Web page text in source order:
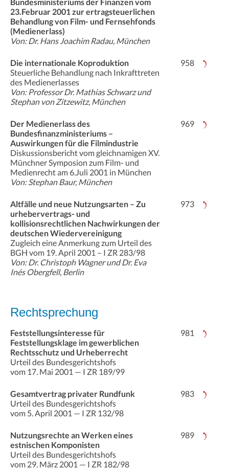
Bundesministeriums der Finanzen vom
23.Februar 2001 zur ertragsteuerlichen
Behandlung von Film- und Fernsehfonds
(Medienerlass)
Von: Dr. Hans Joachim Radau, München
Die internationale Koproduktion
Steuerliche Behandlung nach Inkrafttreten
des Medienerlasses
Von: Professor Dr. Mathias Schwarz und
Stephan von Zitzewitz, München
958
Der Medienerlass des
Bundesfinanzministeriums –
Auswirkungen für die Filmindustrie
Diskussionsbericht vom gleichnamigen XV.
Münchner Symposion zum Film- und
Medienrecht am 6.Juli 2001 in München
Von: Stephan Baur, München
969
Altfälle und neue Nutzungsarten – Zu
urhebervertrags- und
kollisionsrechtlichen Nachwirkungen der
deutschen Wiedervereinigung
Zugleich eine Anmerkung zum Urteil des
BGH vom 19. April 2001 – I ZR 283/98
Von: Dr. Christoph Wagner und Dr. Eva
Inés Obergfell, Berlin
973
Rechtsprechung
Feststellungsinteresse für
Feststellungsklage im gewerblichen
Rechtsschutz und Urheberrecht
Urteil des Bundesgerichtshofs
vom 17. Mai 2001 — I ZR 189/99
981
Gesamtvertrag privater Rundfunk
Urteil des Bundesgerichtshofs
vom 5. April 2001 — I ZR 132/98
983
Nutzungsrechte an Werken eines
estnischen Komponisten
Urteil des Bundesgerichtshofs
vom 29. März 2001 — I ZR 182/98
989